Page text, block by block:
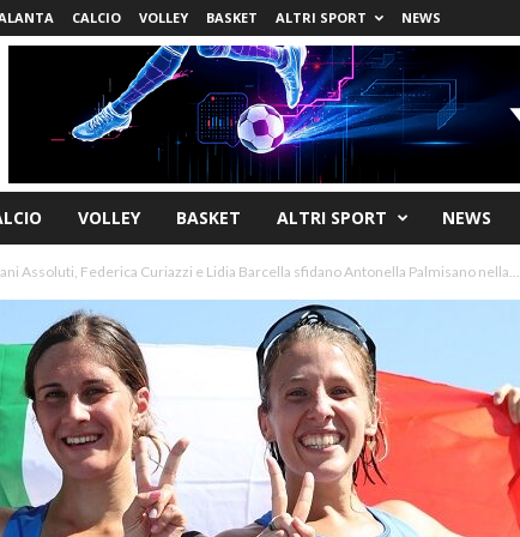
CALCIO VOLLEY BASKET ALTRI SPORT NEWS
VOLLEY BASKET ALTRI SPORT NEWS
Assoluti, Federica Curiazzi e Lidia Barcella sfidano Antonella Palmisano nella...